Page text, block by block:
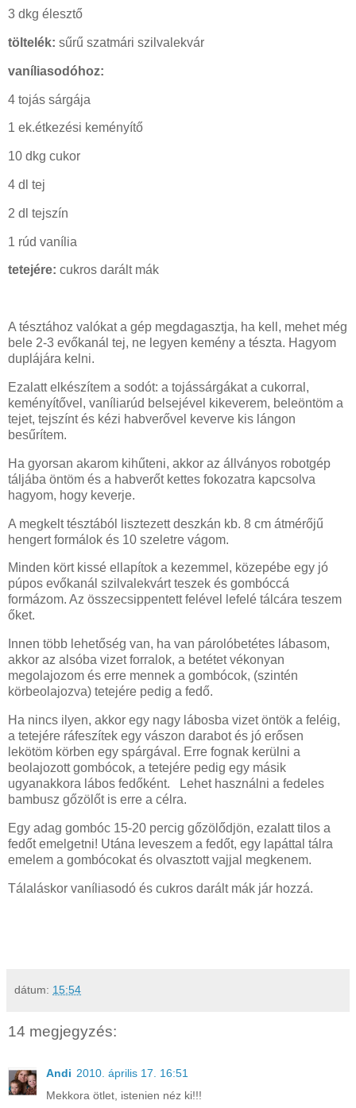
3 dkg élesztő
töltelék: sűrű szatmári szilvalekvár
vaníliasodóhoz:
4 tojás sárgája
1 ek.étkezési keményítő
10 dkg cukor
4 dl tej
2 dl tejszín
1 rúd vanília
tetejére: cukros darált mák
A tésztához valókat a gép megdagasztja, ha kell, mehet még
bele 2-3 evőkanál tej, ne legyen kemény a tészta. Hagyom
duplájára kelni.
Ezalatt elkészítem a sodót: a tojássárgákat a cukorral,
keményítővel, vaníliarúd belsejével kikeverem, beleöntöm a
tejet, tejszínt és kézi habverővel keverve kis lángon
besűrítem.
Ha gyorsan akarom kihűteni, akkor az állványos robotgép
táljába öntöm és a habverőt kettes fokozatra kapcsolva
hagyom, hogy keverje.
A megkelt tésztából lisztezett deszkán kb. 8 cm átmérőjű
hengert formálok és 10 szeletre vágom.
Minden kört kissé ellapítok a kezemmel, közepébe egy jó
púpos evőkanál szilvalekvárt teszek és gombóccá
formázom. Az összecsippentett felével lefelé tálcára teszem
őket.
Innen több lehetőség van, ha van párolóbetétes lábasom,
akkor az alsóba vizet forralok, a betétet vékonyan
megolajozom és erre mennek a gombócok, (szintén
körbeolajozva) tetejére pedig a fedő.
Ha nincs ilyen, akkor egy nagy lábosba vizet öntök a feléig,
a tetejére ráfeszítek egy vászon darabot és jó erősen
lekötöm körben egy spárgával. Erre fognak kerülni a
beolajozott gombócok, a tetejére pedig egy másik
ugyanakkora lábos fedőként. Lehet használni a fedeles
bambusz gőzölőt is erre a célra.
Egy adag gombóc 15-20 percig gőzölődjön, ezalatt tilos a
fedőt emelgetni! Utána leveszem a fedőt, egy lapáttal tálra
emelem a gombócokat és olvasztott vajjal megkenem.
Tálaláskor vaníliasodó és cukros darált mák jár hozzá.
dátum: 15:54
14 megjegyzés:
Andi 2010. április 17. 16:51
Mekkora ötlet, istenien néz ki!!!